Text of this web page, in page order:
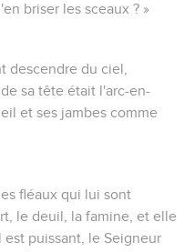
briser les sceaux ? »
descendre du ciel,
sa tête était l'arc-en-
et ses jambes comme
fléaux qui lui sont
le deuil, la famine, et elle
puissant, le Seigneur